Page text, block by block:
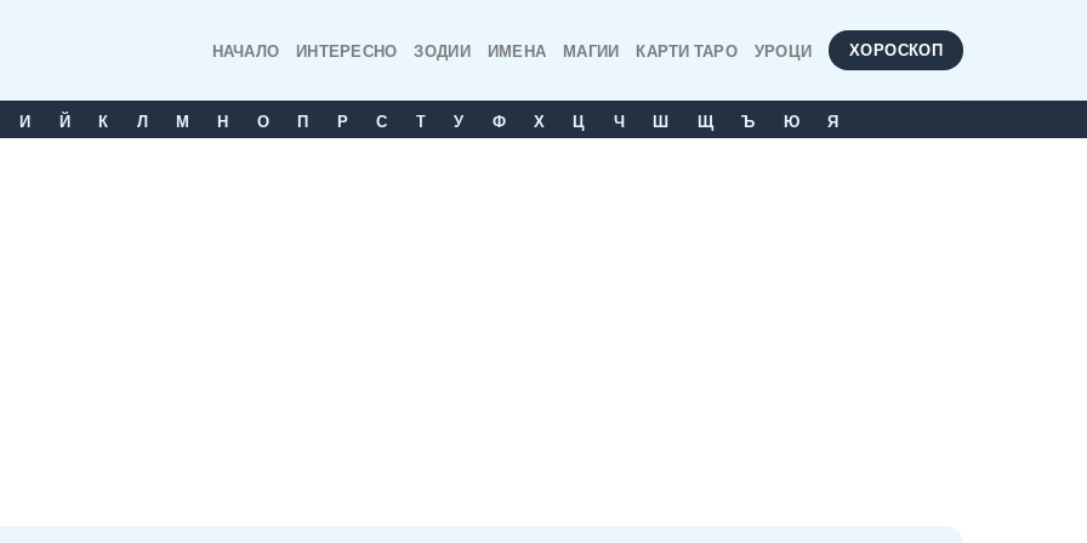
НАЧАЛО ИНТЕРЕСНО ЗОДИИ ИМЕНА МАГИИ КАРТИ ТАРО УРОЦИ ХОРОСКОП
И Й К Л М Н О П Р С T У Ф Х Ц Ч Ш Щ Ъ Ю Я